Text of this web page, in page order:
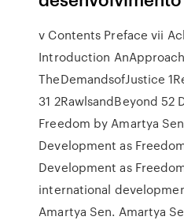
v Contents Preface vii
Introduction
TheDemandsofJustice
31 2RawlsandBeyond 52
Freedom by Amartya
Development as
Development as
international
Amartya Sen. Amartya